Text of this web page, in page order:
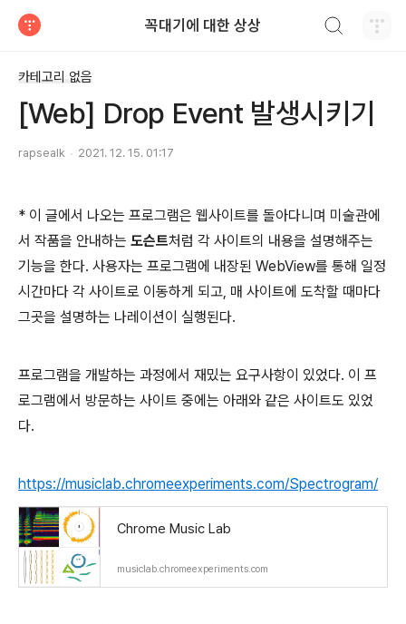
꼭대기에 대한 상상
카테고리 없음
[Web] Drop Event 발생시키기
rapsealk 2021. 12. 15. 01:17
* 이 글에서 나오는 프로그램은 웹사이트를 돌아다니며 미술관에
서 작품을 안내하는 도슨트처럼 각 사이트의 내용을 설명해주는
기능을 한다. 사용자는 프로그램에 내장된 WebView를 통해 일정
시간마다 각 사이트로 이동하게 되고, 매 사이트에 도착할 때마다
그곳을 설명하는 나레이션이 실행된다.
프로그램을 개발하는 과정에서 재밌는 요구사항이 있었다. 이 프
로그램에서 방문하는 사이트 중에는 아래와 같은 사이트도 있었
다.
https://musiclab.chromeexperiments.com/Spectrogram/
Chrome Music Lab
musiclab.chromeexperiments.com